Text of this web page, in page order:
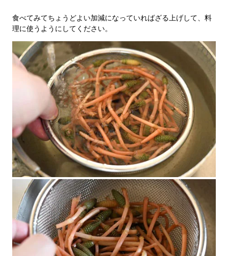
食べてみてちょうどよい加減になっていればざる上げして、料
理に使うようにしてください。